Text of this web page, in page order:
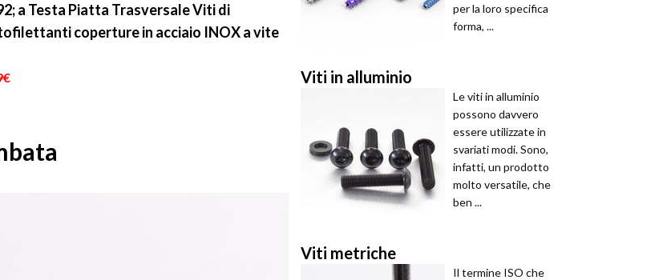
a Testa Piatta Trasversale Viti di
coperture in acciaio INOX a vite
per la loro specifica
forma, ...
Viti in alluminio
Le viti in alluminio
possono davvero
essere utilizzate in
svariati modi. Sono,
infatti, un prodotto
molto versatile, che
ben ...
Viti metriche
Il termine ISO che